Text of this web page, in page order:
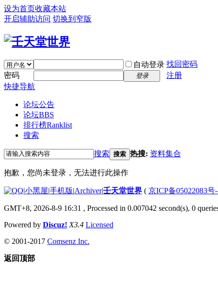
设为首页收藏本站
开启辅助访问 切换到窄版
自动登录 找回密码
密码
登录
注册
快捷导航
论坛公告
论坛BBS
排行榜Ranklist
搜索
搜索 搜索 热搜: 资料集合
抱歉，您尚未登录，无法进行此操作
|小黑屋|手机版|Archiver|壬天堂世界 ( 京ICP备05022083号
GMT+8, 2026-8-9 16:31 , Processed in 0.007042 second(s), 0
Powered by Discuz! X3.4 Licensed
© 2001-2017 Comsenz Inc.
返回顶部